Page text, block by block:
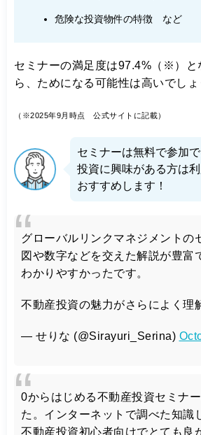
危険な投資物件の特徴 など
セミナーの満足度は97.4%（※）と
ら、ためになる可能性は高いでしょ
（※2025年9月時点 公式サイトに記載）
セミナーは無料で参加
投資に興味がある方は
おすすめします！
グローバルリンクマネジメントの
図や数字などを交えた解説が豊富
わかりやすかったです。
不動産投資の魅力がさらによく理
— せりな (@Sirayuri_Serina)
0からはじめる不動産投資セミナ
た。インターネットで調べた知識
不動産投資初心者向けでとても良